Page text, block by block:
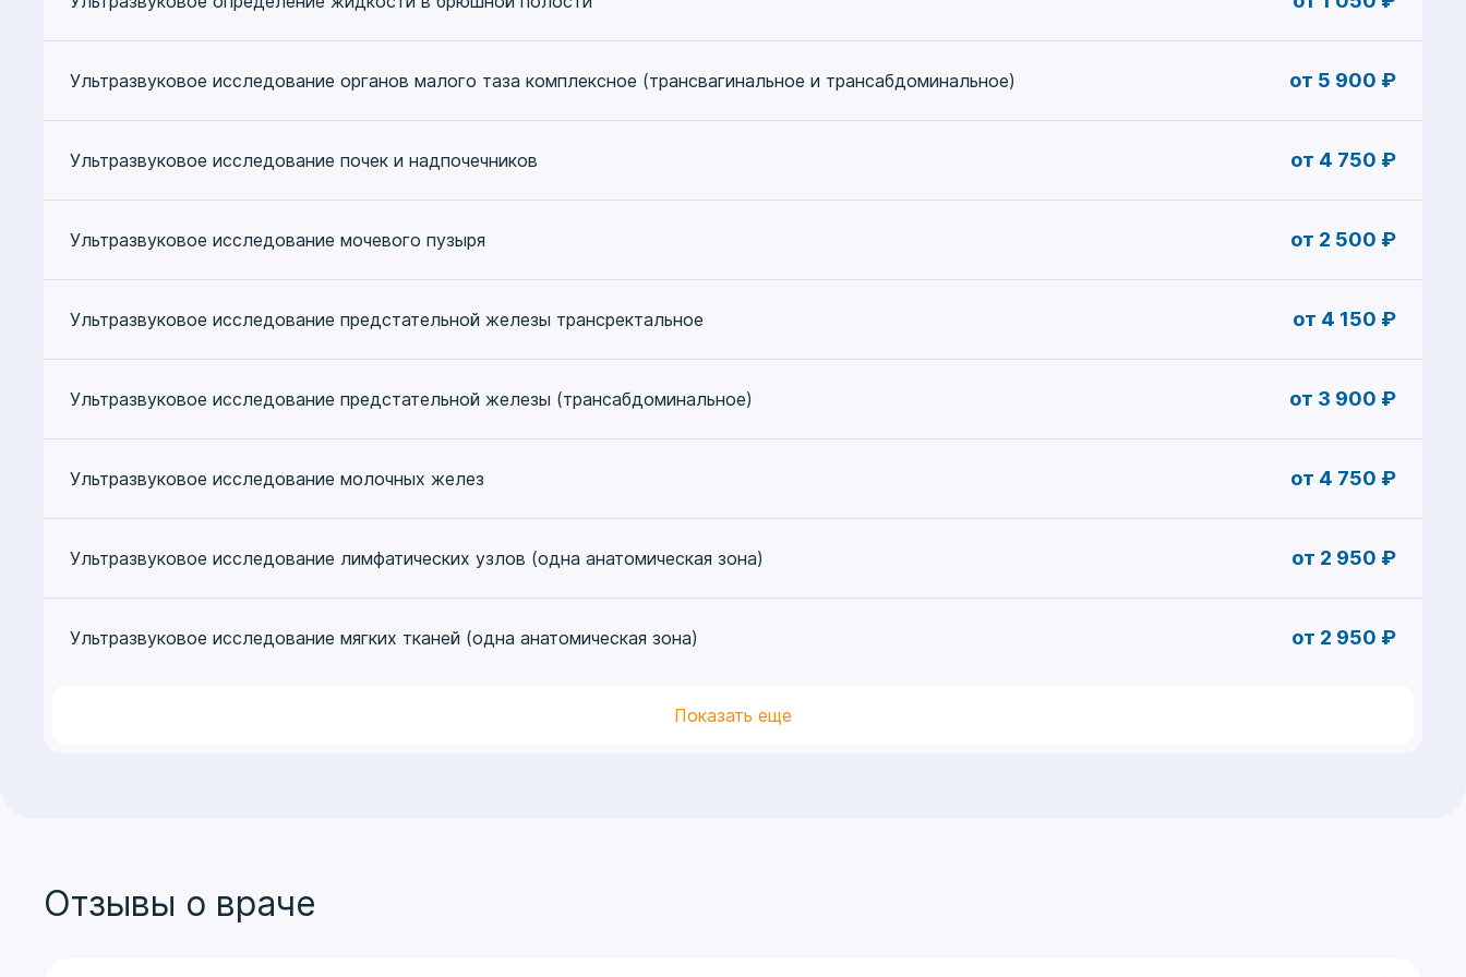
Ультразвуковое исследование органов малого таза комплексное (трансвагинальное и трансабдоминальное) от 5 900 ₽
Ультразвуковое исследование почек и надпочечников от 4 750 ₽
Ультразвуковое исследование мочевого пузыря от 2 500 ₽
Ультразвуковое исследование предстательной железы трансректальное от 4 150 ₽
Ультразвуковое исследование предстательной железы (трансабдоминальное) от 3 900 ₽
Ультразвуковое исследование молочных желез от 4 750 ₽
Ультразвуковое исследование лимфатических узлов (одна анатомическая зона) от 2 950 ₽
Ультразвуковое исследование мягких тканей (одна анатомическая зона) от 2 950 ₽
Показать еще
Отзывы о враче